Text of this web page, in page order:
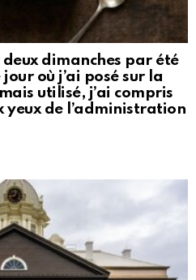
dimanches par été
où j’ai posé sur la
utilisé, j’ai compris
yeux de l’administration